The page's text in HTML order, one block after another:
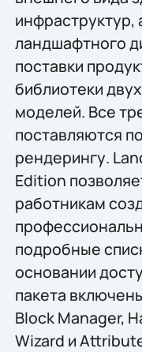
инфраструктур,
ландшафтного
поставки
библиотеки
моделей. Все
поставляются
рендерингу.
Edition
работникам
подробные
основании
пакета
Block Manager,
Wizard и